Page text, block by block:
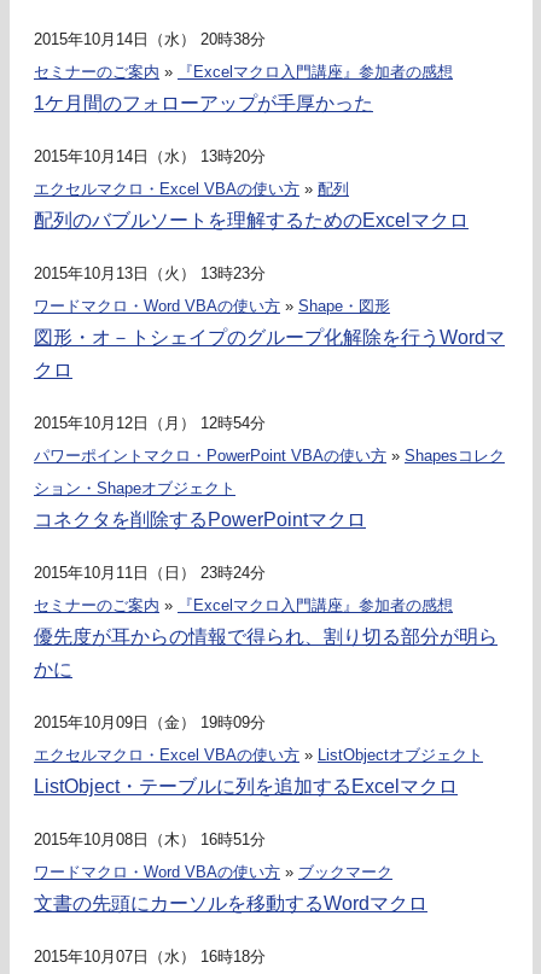
2015年10月14日（水） 20時38分
セミナーのご案内 » 『Excelマクロ入門講座』参加者の感想
1ケ月間のフォローアップが手厚かった
2015年10月14日（水） 13時20分
エクセルマクロ・Excel VBAの使い方 » 配列
配列のバブルソートを理解するためのExcelマクロ
2015年10月13日（火） 13時23分
ワードマクロ・Word VBAの使い方 » Shape・図形
図形・オ－トシェイプのグループ化解除を行うWordマ
クロ
2015年10月12日（月） 12時54分
パワーポイントマクロ・PowerPoint VBAの使い方 » Shapesコレク
ション・Shapeオブジェクト
コネクタを削除するPowerPointマクロ
2015年10月11日（日） 23時24分
セミナーのご案内 » 『Excelマクロ入門講座』参加者の感想
優先度が耳からの情報で得られ、割り切る部分が明ら
かに
2015年10月09日（金） 19時09分
エクセルマクロ・Excel VBAの使い方 » ListObjectオブジェクト
ListObject・テーブルに列を追加するExcelマクロ
2015年10月08日（木） 16時51分
ワードマクロ・Word VBAの使い方 » ブックマーク
文書の先頭にカーソルを移動するWordマクロ
2015年10月07日（水） 16時18分